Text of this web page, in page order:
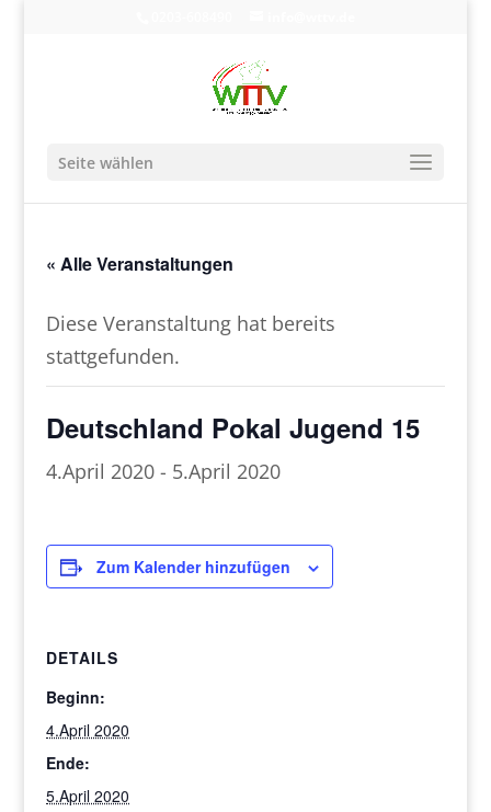
Seite wählen
« Alle Veranstaltungen
Diese Veranstaltung hat bereits
stattgefunden.
Deutschland Pokal Jugend 15
4.April 2020 - 5.April 2020
Zum Kalender hinzufügen
DETAILS
Beginn:
4.April 2020
Ende:
5.April 2020